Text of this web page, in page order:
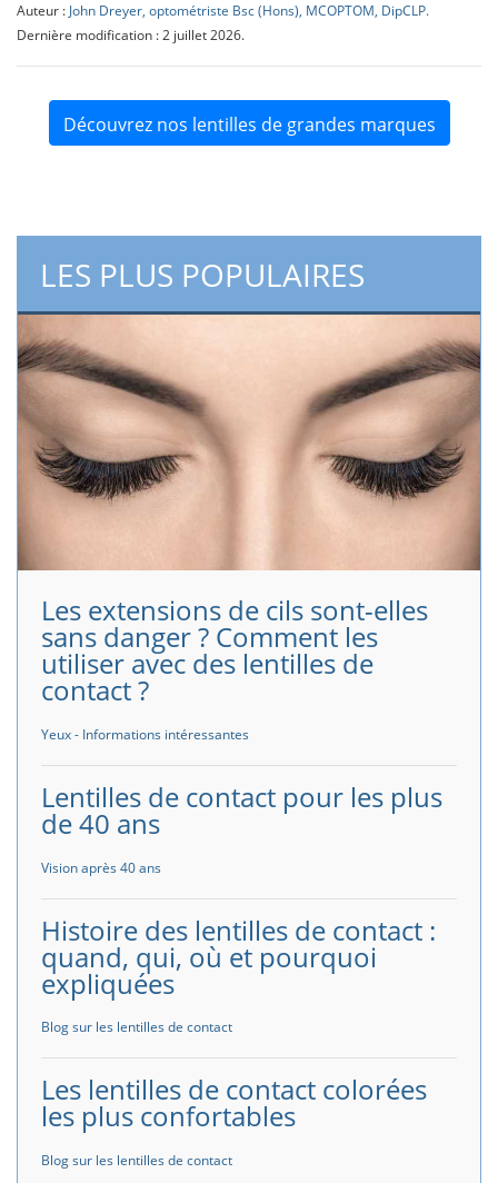
Auteur :John Dreyer, optométriste Bsc (Hons), MCOPTOM, DipCLP.
Dernière modification : 2 juillet 2026.
Découvrez nos lentilles de grandes marques
LES PLUS POPULAIRES
Les extensions de cils sont-elles
sans danger ? Comment les
utiliser avec des lentilles de
contact ?
Yeux - Informations intéressantes
Lentilles de contact pour les plus
de 40 ans
Vision après 40 ans
Histoire des lentilles de contact :
quand, qui, où et pourquoi
expliquées
Blog sur les lentilles de contact
Les lentilles de contact colorées
les plus confortables
Blog sur les lentilles de contact